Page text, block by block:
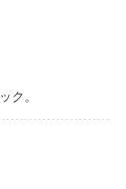
ク。